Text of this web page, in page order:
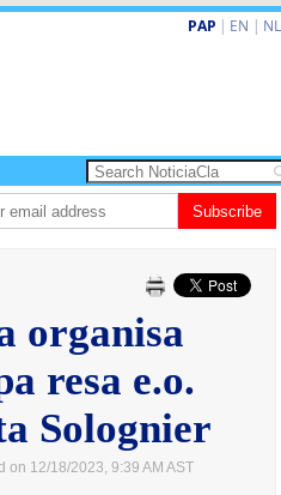
PAP | EN | NL
la Espriella a huramenta comoSubscribe
organisa
resa e.o.
Solognier
on 12/18/2023, 9:39 AM AST